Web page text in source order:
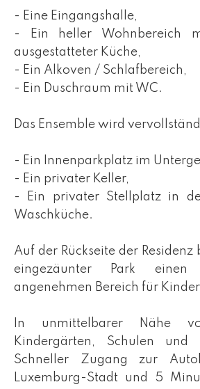
- Eine Eingangshalle,
- Ein heller Wohnbereich
ausgestatteter Küche,
- Ein Alkoven / Schlafbereich,
- Ein Duschraum mit WC.
Das Ensemble wird
- Ein Innenparkplatz im
- Ein privater Keller,
- Ein privater Stellplatz in
Waschküche.
Auf der Rückseite der Residenz
eingezäunter Park einen
angenehmen Bereich für
In unmittelbarer Nähe
Kindergärten, Schulen und
Schneller Zugang zur
Luxemburg-Stadt und 5